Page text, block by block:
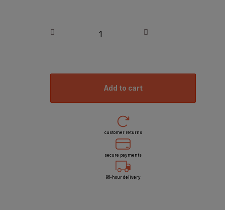
add to cart
customer returns
secure payments
96-hour delivery